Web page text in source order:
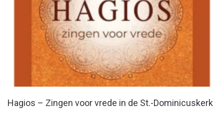
Hagios – Zingen voor vrede in de St.-Dominicuskerk